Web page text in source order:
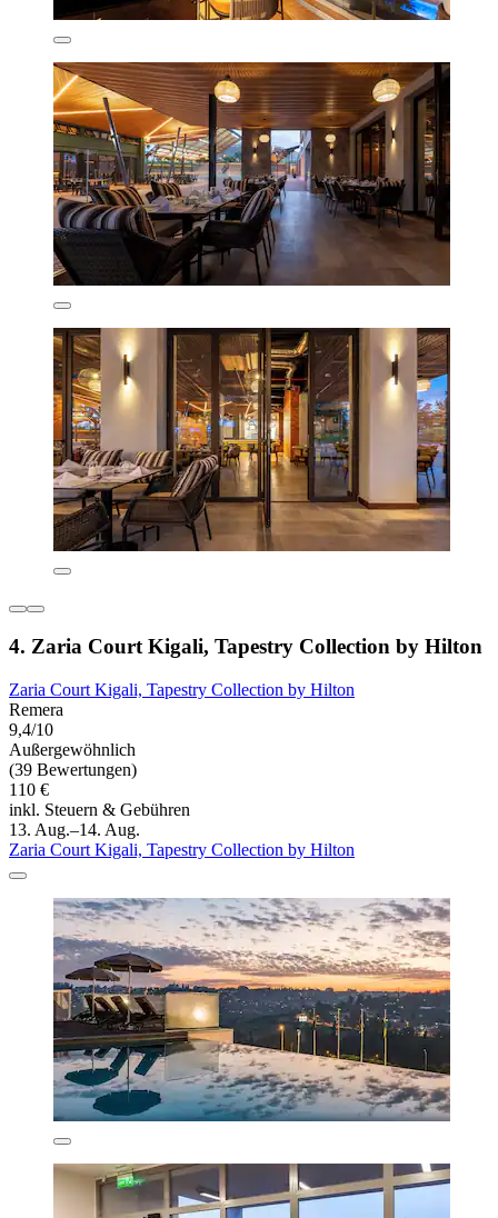
4. Zaria Court Kigali, Tapestry Collection by Hilton
Zaria Court Kigali, Tapestry Collection by Hilton
Remera
9,4/10
Außergewöhnlich
(39 Bewertungen)
110 €
inkl. Steuern & Gebühren
13. Aug.–14. Aug.
Zaria Court Kigali, Tapestry Collection by Hilton